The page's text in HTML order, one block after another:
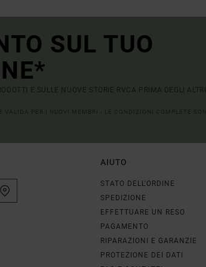
SUL TUO
E SULLE NUOVE STORIE RVCA PRIMA DEGLI ALTRI.
AIUTO
STATO DELL'ORDINE
SPEDIZIONE
EFFETTUARE UN RESO
PAGAMENTO
RIPARAZIONI E GARANZIE
PROTEZIONE DEI DATI